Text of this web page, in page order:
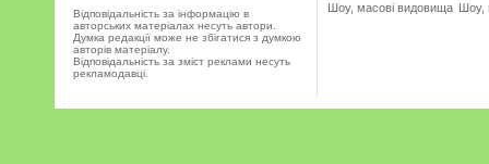
Відповідальність за інформацію в
авторських матеріалах несуть автори.
Думка редакції може не збігатися з думкою
авторів матеріалу.
Відповідальність за зміст реклами несуть
рекламодавці.
Шоу, масові видовища Шоу,